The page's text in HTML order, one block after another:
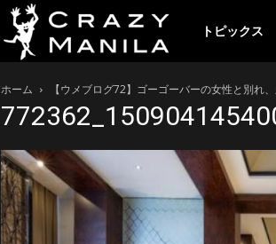
レ
イ
ジ
トピックス
ホーム 【ウメブログ72】ゴーゴーバーの女性と別れ